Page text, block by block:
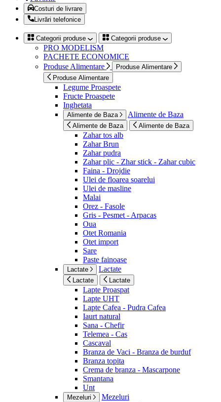
Costuri de livrare
Livrări telefonice
Categorii produse Categorii produse
PRO MODELISM
PACHETE ECONOMICE
Produse Alimentare
Produse Alimentare
Produse Alimentare
Legume Proaspete
Fructe Proaspete
Inghetata
Alimente de Baza Alimente de Baza
Alimente de Baza Alimente de Baza
Zahar tos alb
Zahar Brun
Zahar pudra
Zahar plic - Zhar stick - Zahar cubic
Faina - Drojdie
Ulei de floarea soarelui
Ulei de masline
Malai
Orez - Fasole
Gris - Pesmet - Arpacas
Oua
Otet Romania
Otet import
Sare
Paste fainoase
Lactate Lactate
Lactate Lactate
Lapte Proaspat
Lapte UHT
Lapte Cafea - Pudra Cafea
Iaurt natural
Sana - Chefir
Telemea - Cas
Cascaval
Branza de Vaci - Branza de burduf
Branza topita
Crema de branza - Mascarpone
Smantana
Unt
Mezeluri Mezeluri